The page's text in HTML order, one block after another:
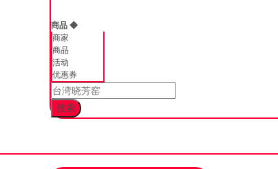
商品 ◆
商家
商品
活动
优惠券